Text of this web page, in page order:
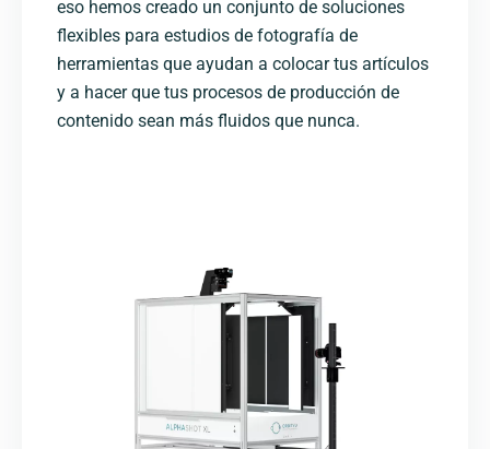
eso hemos creado un conjunto de soluciones
flexibles para estudios de fotografía de
herramientas que ayudan a colocar tus artículos
y a hacer que tus procesos de producción de
contenido sean más fluidos que nunca.